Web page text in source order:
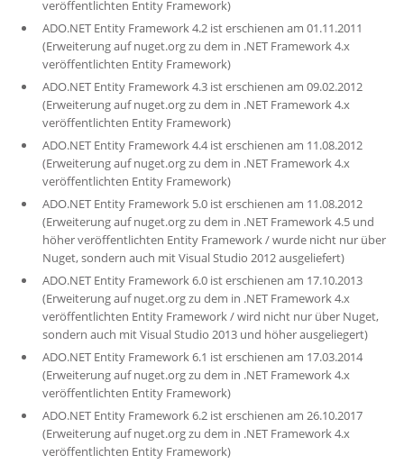
veröffentlichten Entity Framework)
ADO.NET Entity Framework 4.2 ist erschienen am 01.11.2011
(Erweiterung auf nuget.org zu dem in .NET Framework 4.x
veröffentlichten Entity Framework)
ADO.NET Entity Framework 4.3 ist erschienen am 09.02.2012
(Erweiterung auf nuget.org zu dem in .NET Framework 4.x
veröffentlichten Entity Framework)
ADO.NET Entity Framework 4.4 ist erschienen am 11.08.2012
(Erweiterung auf nuget.org zu dem in .NET Framework 4.x
veröffentlichten Entity Framework)
ADO.NET Entity Framework 5.0 ist erschienen am 11.08.2012
(Erweiterung auf nuget.org zu dem in .NET Framework 4.5 und
höher veröffentlichten Entity Framework / wurde nicht nur über
Nuget, sondern auch mit Visual Studio 2012 ausgeliefert)
ADO.NET Entity Framework 6.0 ist erschienen am 17.10.2013
(Erweiterung auf nuget.org zu dem in .NET Framework 4.x
veröffentlichten Entity Framework / wird nicht nur über Nuget,
sondern auch mit Visual Studio 2013 und höher ausgeliegert)
ADO.NET Entity Framework 6.1 ist erschienen am 17.03.2014
(Erweiterung auf nuget.org zu dem in .NET Framework 4.x
veröffentlichten Entity Framework)
ADO.NET Entity Framework 6.2 ist erschienen am 26.10.2017
(Erweiterung auf nuget.org zu dem in .NET Framework 4.x
veröffentlichten Entity Framework)